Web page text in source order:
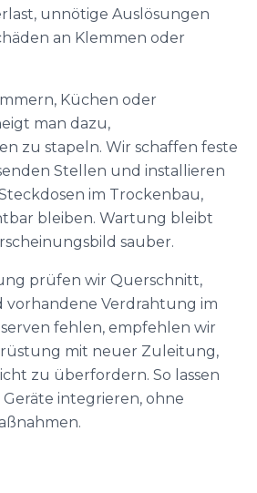
unnötige Auslösungen
an Klemmen oder
Küchen oder
man dazu,
zu stapeln. Wir schaffen feste
Stellen und installieren
im Trockenbau,
bleiben. Wartung bleibt
sauber.
prüfen wir Querschnitt,
vorhandene Verdrahtung im
fehlen, empfehlen wir
mit neuer Zuleitung,
zu überfordern. So lassen
integrieren, ohne